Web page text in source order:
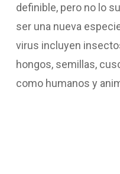
definible, pero no lo
ser una nueva
virus incluyen
hongos, semillas,
como humanos y